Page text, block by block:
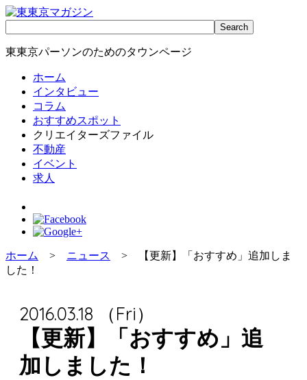
東東京パーソンのためのタウンページ
ホーム
インタビュー
コラム
おすすめスポット
クリエイターズファイル
不動産
イベント
求人
ホーム > ニュース
> 【更新】「おすすめ」追加しま
した！
2016.03.18 （Fri）
【更新】「おすすめ」追
加しました！